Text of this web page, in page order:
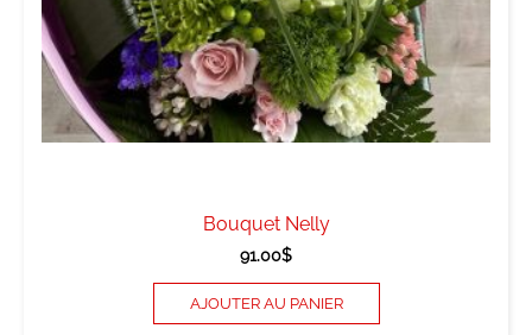
Bouquet Nelly
91.00$
AJOUTER AU PANIER